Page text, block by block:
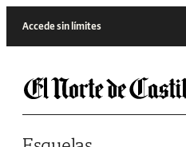
Accede sin límites